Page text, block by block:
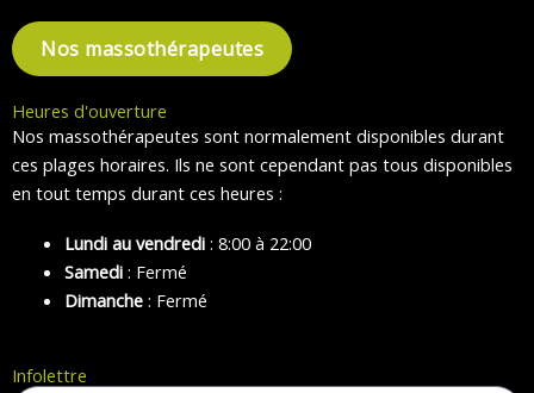
Nos massothérapeutes
Heures d'ouverture
Nos massothérapeutes sont normalement disponibles durant
ces plages horaires. Ils ne sont cependant pas tous disponibles
en tout temps durant ces heures :
Lundi au vendredi: 8:00 à 22:00
Samedi: Fermé
Dimanche: Fermé
Infolettre